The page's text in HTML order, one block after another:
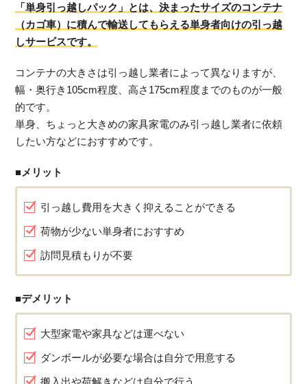
「単身引っ越しパック」とは、決まったサイズのコンテナ
（カゴ車）に積んで輸送してもらえる単身者向けの引っ越
しサービスです。
コンテナの大きさは引っ越し業者によって異なりますが、
幅・奥行き105cm程度、高さ175cm程度までのものが一般
的です。
単身、ちょっと大きめの家具家電のみ引っ越し業者に依頼
したい方などにおすすめです。
■メリット
引っ越し費用を大きく抑えることができる
荷物が少ない単身者におすすめ
訪問見積もりが不要
■デメリット
大型家電や家具などは運べない
ダンボールが必要な場合は自分で用意する
搬入出や荷解きなどは自分で行う